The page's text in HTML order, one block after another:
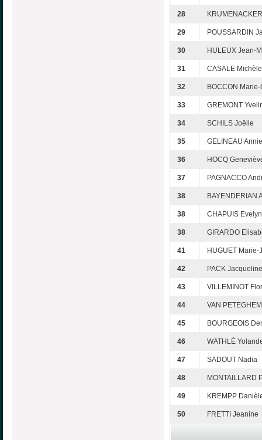
28
29 POUSSARDIN
30 HULEUX Jean-
31 CASALE Michèle
32 BOCCON
33 GREMONT
34 SCHILS Joëlle
35 GELINEAU Annie
36 HOCQ
37 PAGNACCO
38 BAYENDERIAN
38 CHAPUIS
38 GIRARDO
41 HUGUET Marie-
42 PACK Jacqueline
43 VILLEMINOT
44 VAN
45 BOURGEOIS
46 WATHLÉ
47 SADOUT Nadia
48 MONTAILLARD
49 KREMPP
50 FRETTI Jeanine